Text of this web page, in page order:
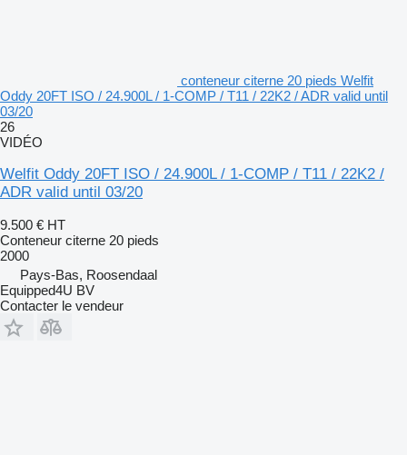
conteneur citerne 20 pieds Welfit
Oddy 20FT ISO / 24.900L / 1-COMP / T11 / 22K2 / ADR valid until
03/20
26
VIDÉO
Welfit Oddy 20FT ISO / 24.900L / 1-COMP / T11 / 22K2 /
ADR valid until 03/20
9.500 € HT
Conteneur citerne 20 pieds
2000
Pays-Bas, Roosendaal
Equipped4U BV
Contacter le vendeur